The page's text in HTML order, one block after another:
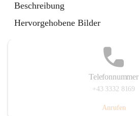
Beschreibung
Hervorgehobene Bilder
Telefonnummer
+43 3332 8169
Anrufen